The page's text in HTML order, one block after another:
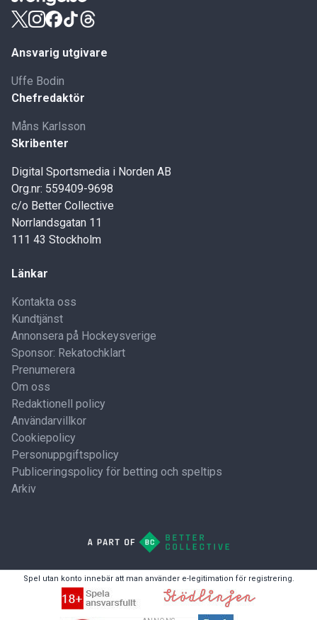
Ansvarig utgivare
Uffe Bodin
Chefredaktör
Måns Karlsson
Skribenter
Digital Sportsmedia i Norden AB
Org.nr: 559409-9698
c/o Better Collective
Norrlandsgatan 11
111 43 Stockholm
Länkar
Kontakta oss
Kundtjänst
Annonsera på Hockeysverige
Sponsor: Rekatochklart
Prenumerera
Om oss
Redaktionell policy
Användarvillkor
Cookiepolicy
Personuppgiftspolicy
Publiceringspolicy för betting och speltips
Arkiv
Spel utan konto innebär att man använder e-legitimation för registrering.